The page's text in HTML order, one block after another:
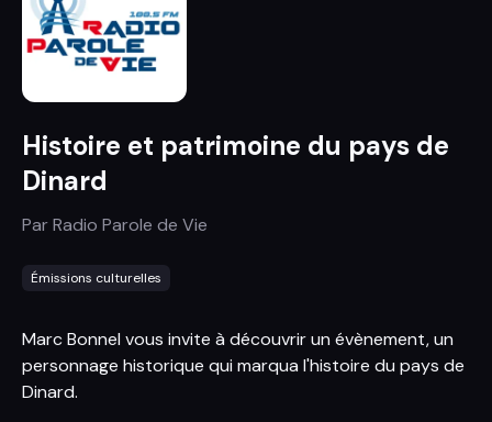
Histoire et patrimoine du pays de
Dinard
ParRadio Parole de Vie
Émissions culturelles
Marc Bonnel vous invite à découvrir un évènement, un
personnage historique qui marqua l'histoire du pays de
Dinard.